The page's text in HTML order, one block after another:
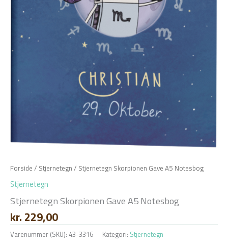
Forside / Stjernetegn / Stjernetegn Skorpionen Gave A5 Notesbog
Stjernetegn
Stjernetegn Skorpionen Gave A5 Notesbog
kr. 229,00
Varenummer (SKU): 43-3316 Kategori: Stjernetegn